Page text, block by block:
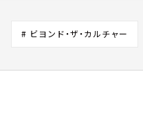
# ビヨンド・ザ・カルチャー